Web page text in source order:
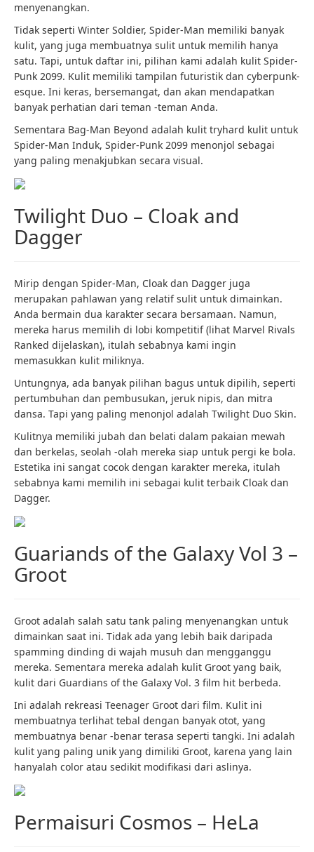
menyenangkan.
Tidak seperti Winter Soldier, Spider-Man memiliki banyak
kulit, yang juga membuatnya sulit untuk memilih hanya
satu. Tapi, untuk daftar ini, pilihan kami adalah kulit Spider-
Punk 2099. Kulit memiliki tampilan futuristik dan cyberpunk-
esque. Ini keras, bersemangat, dan akan mendapatkan
banyak perhatian dari teman -teman Anda.
Sementara Bag-Man Beyond adalah kulit tryhard kulit untuk
Spider-Man Induk, Spider-Punk 2099 menonjol sebagai
yang paling menakjubkan secara visual.
Twilight Duo – Cloak and
Dagger
Mirip dengan Spider-Man, Cloak dan Dagger juga
merupakan pahlawan yang relatif sulit untuk dimainkan.
Anda bermain dua karakter secara bersamaan. Namun,
mereka harus memilih di lobi kompetitif (lihat Marvel Rivals
Ranked dijelaskan), itulah sebabnya kami ingin
memasukkan kulit miliknya.
Untungnya, ada banyak pilihan bagus untuk dipilih, seperti
pertumbuhan dan pembusukan, jeruk nipis, dan mitra
dansa. Tapi yang paling menonjol adalah Twilight Duo Skin.
Kulitnya memiliki jubah dan belati dalam pakaian mewah
dan berkelas, seolah -olah mereka siap untuk pergi ke bola.
Estetika ini sangat cocok dengan karakter mereka, itulah
sebabnya kami memilih ini sebagai kulit terbaik Cloak dan
Dagger.
Guariands of the Galaxy Vol 3 –
Groot
Groot adalah salah satu tank paling menyenangkan untuk
dimainkan saat ini. Tidak ada yang lebih baik daripada
spamming dinding di wajah musuh dan mengganggu
mereka. Sementara mereka adalah kulit Groot yang baik,
kulit dari Guardians of the Galaxy Vol. 3 film hit berbeda.
Ini adalah rekreasi Teenager Groot dari film. Kulit ini
membuatnya terlihat tebal dengan banyak otot, yang
membuatnya benar -benar terasa seperti tangki. Ini adalah
kulit yang paling unik yang dimiliki Groot, karena yang lain
hanyalah color atau sedikit modifikasi dari aslinya.
Permaisuri Cosmos – HeLa